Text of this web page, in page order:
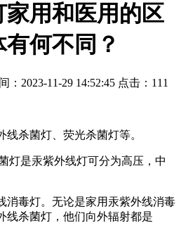
用和医用的区
何不同？
：2023-11-29 14:52:45 点击：111
线杀菌灯、荧光杀菌灯等。
灯是汞紫外线灯可分为高压，中
消毒灯。无论是家用汞紫外线消毒
线杀菌灯，他们向外辐射都是